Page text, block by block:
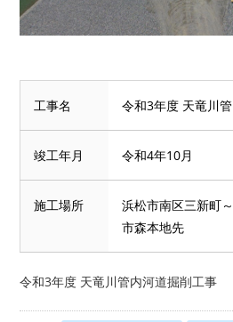
工事名 令和3年度 天竜川
竣工年月 令和4年10月
施工場所
浜松市南区三新町
市森本地先
令和3年度 天竜川管内河道掘削工事